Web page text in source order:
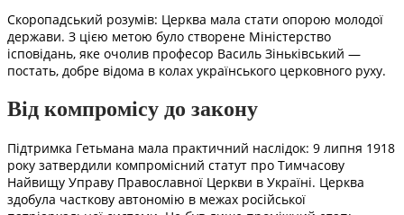
Скоропадський розумів: Церква мала стати опорою молодої
держави. З цією метою було створене Міністерство
ісповідань, яке очолив професор Василь Зіньківський —
постать, добре відома в колах українського церковного руху.
Від компромісу до закону
Підтримка Гетьмана мала практичний наслідок: 9 липня 1918
року затвердили компромісний статут про Тимчасову
Найвищу Управу Православної Церкви в Україні. Церква
здобула часткову автономію в межах російської